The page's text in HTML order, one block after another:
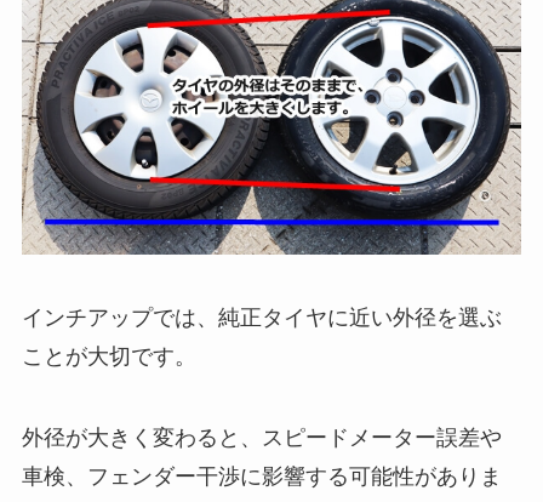
インチアップでは、純正タイヤに近い外径を選ぶ
ことが大切です。
外径が大きく変わると、スピードメーター誤差や
車検、フェンダー干渉に影響する可能性がありま